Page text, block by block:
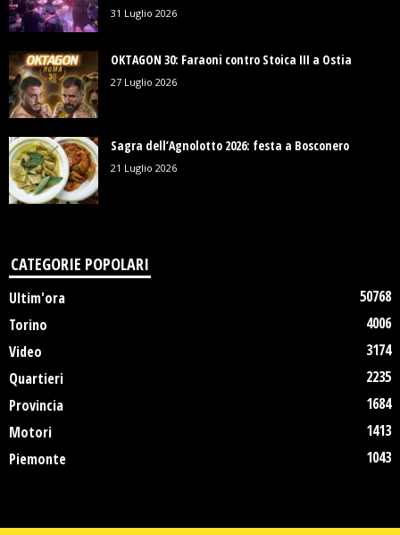
31 Luglio 2026
OKTAGON 30: Faraoni contro Stoica III a Ostia
27 Luglio 2026
Sagra dell’Agnolotto 2026: festa a Bosconero
21 Luglio 2026
CATEGORIE POPOLARI
Ultim'ora
50768
Torino
4006
Video
3174
Quartieri
2235
Provincia
1684
Motori
1413
Piemonte
1043